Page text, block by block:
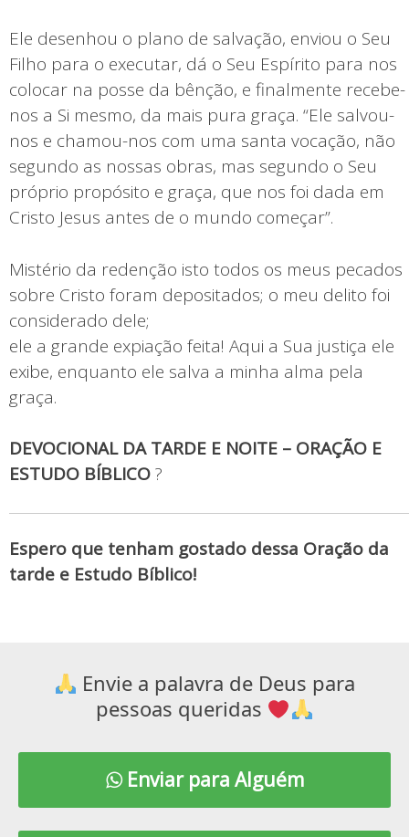
Ele desenhou o plano de salvação, enviou o Seu
Filho para o executar, dá o Seu Espírito para nos
colocar na posse da bênção, e finalmente recebe-
nos a Si mesmo, da mais pura graça. “Ele salvou-
nos e chamou-nos com uma santa vocação, não
segundo as nossas obras, mas segundo o Seu
próprio propósito e graça, que nos foi dada em
Cristo Jesus antes de o mundo começar”.
Mistério da redenção isto todos os meus pecados
sobre Cristo foram depositados; o meu delito foi
considerado dele;
ele a grande expiação feita! Aqui a Sua justiça ele
exibe, enquanto ele salva a minha alma pela
graça.
DEVOCIONAL DA TARDE E NOITE – ORAÇÃO E
ESTUDO BÍBLICO?
Espero que tenham gostado dessa Oração da
tarde e Estudo Bíblico!
Envie a palavra de Deus para
pessoas queridas
Enviar para Alguém